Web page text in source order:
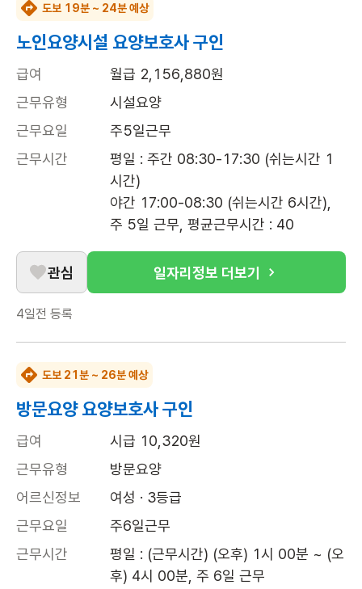
도보 19분 ~ 24분 예상
노인요양시설 요양보호사 구인
급여
월급 2,156,880원
근무유형
시설요양
근무요일
주5일근무
근무시간
평일 : 주간 08:30-17:30 (쉬는시간 1
시간)
야간 17:00-08:30 (쉬는시간 6시간),
주 5일 근무, 평균근무시간 : 40
관심 일자리정보 더보기
4일전 등록
도보 21분 ~ 26분 예상
방문요양 요양보호사 구인
급여
시급 10,320원
근무유형
방문요양
어르신정보
여성 · 3등급
근무요일
주6일근무
근무시간
평일 : (근무시간) (오후) 1시 00분 ~ (오
후) 4시 00분, 주 6일 근무